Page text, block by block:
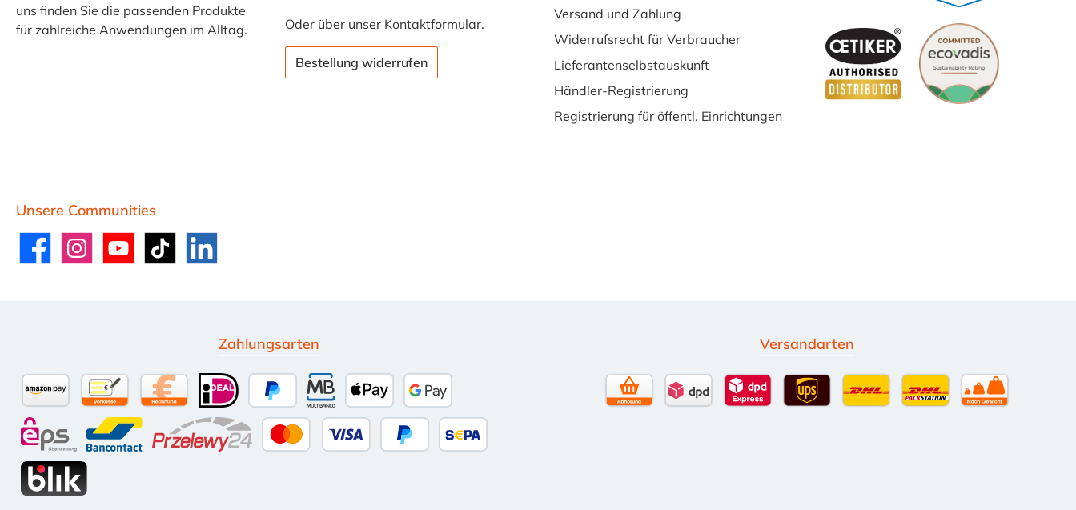
uns finden Sie die passenden Produkte
für zahlreiche Anwendungen im Alltag.
Oder über unser Kontaktformular.
Bestellung widerrufen
Versand und Zahlung
Widerrufsrecht für Verbraucher
Lieferantenselbstauskunft
Händler-Registrierung
Registrierung für öffentl. Einrichtungen
Unsere Communities
FacebookInstagramYouTube TikTok LinkedIn
Zahlungsarten
PayPal
Kauf auf Rechnung (10 Tage Netto)
iDEAL MultibancoApple PayGoogle Pay
eps
Amazon PayVorkasse per Überweisung
Versandarten